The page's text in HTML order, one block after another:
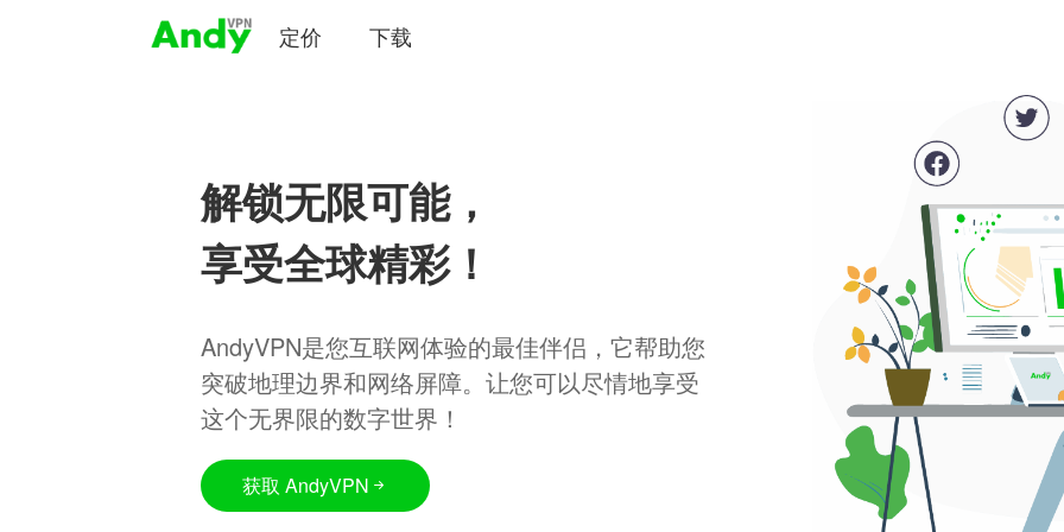
定价 下载
解锁无限可能，
享受全球精彩！
AndyVPN是您互联网体验的最佳伴侣，它帮助您
突破地理边界和网络屏障。让您可以尽情地享受
这个无界限的数字世界！
获取 AndyVPN